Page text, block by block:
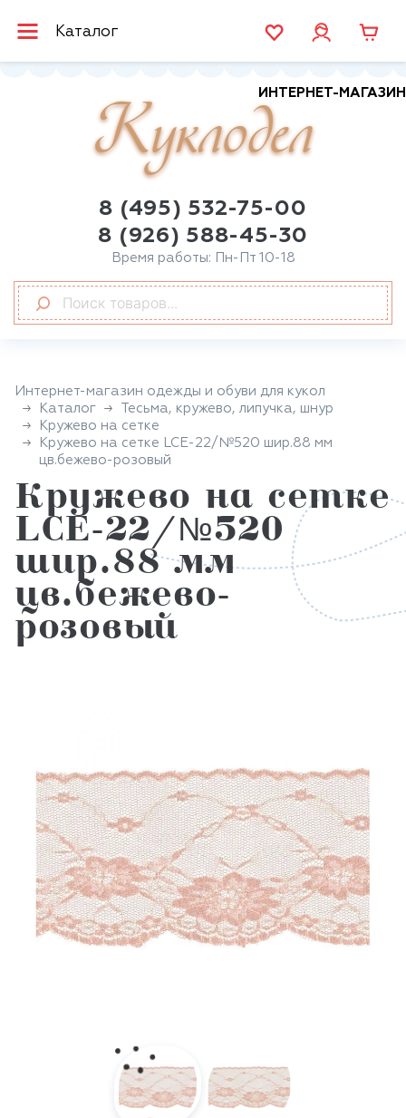
Каталог
ИНТЕРНЕТ-МАГАЗИН
Куклодел
8 (495) 532-75-00
8 (926) 588-45-30
Время работы: Пн-Пт 10-18
Интернет-магазин одежды и обуви для кукол
Каталог
Тесьма, кружево, липучка, шнур
Кружево на сетке
Кружево на сетке LCE-22/№520 шир.88 мм
цв.бежево-розовый
Кружево на сетке
LCE-22/№520
шир.88 мм
цв.бежево-
розовый